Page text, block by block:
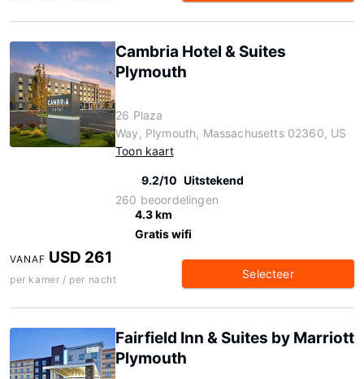
Cambria Hotel & Suites
Plymouth
26 Plaza
Way, Plymouth, Massachusetts 02360, US
Toon kaart
9.2/10 Uitstekend
260 beoordelingen
4.3 km
Gratis wifi
VANAF USD 261
per kamer / per nacht Selecteer
Fairfield Inn & Suites by Marriott
Plymouth